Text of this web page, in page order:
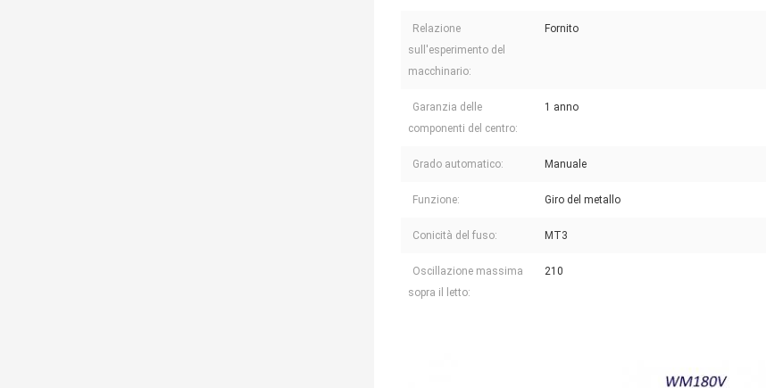
Relazione
sull'esperimento del
macchinario:
Fornito
Garanzia delle
componenti del centro:
1 anno
Grado automatico: Manuale
Funzione: Giro del metallo
Conicità del fuso: MT3
Oscillazione massima
sopra il letto:
210